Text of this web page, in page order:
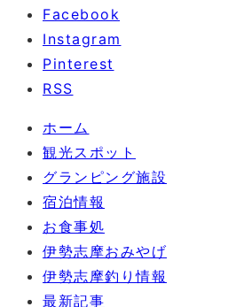
Facebook
Instagram
Pinterest
RSS
ホーム
観光スポット
グランピング施設
宿泊情報
お食事処
伊勢志摩おみやげ
伊勢志摩釣り情報
最新記事